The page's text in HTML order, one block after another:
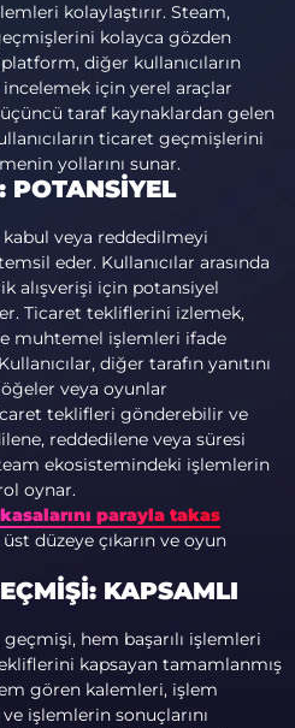
kolaylaştırır. Steam,
kolayca gözden
diğer kullanıcıların
için yerel araçlar
taraf kaynaklardan gelen
ticaret geçmişlerini
yollarını sunar.
POTANSIYEL
veya reddedilmeyi
eder. Kullanıcılar arasında
alışverişi için potansiyel
Ticaret tekliflerini izlemek,
muhtemel işlemleri ifade
diğer tarafın yanıtını
veya oyunlar
teklifleri gönderebilir ve
reddedilene veya süresi
ekosistemindeki işlemlerin
oynar.
kasalarını parayla takas
üst düzeye çıkarın ve oyun
KAPSAMLI
hem başarılı işlemleri
kapsayan tamamlanmış
gören kalemleri, işlem
işlemlerin sonuçlarını